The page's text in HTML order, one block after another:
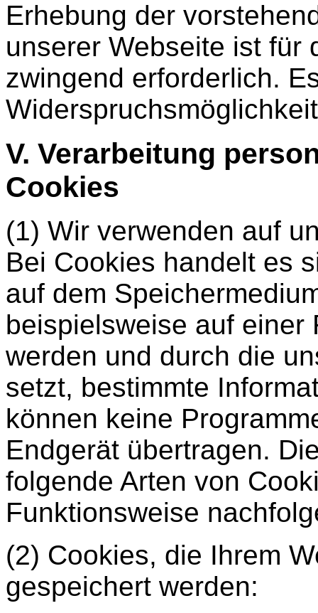
Erhebung der
unserer Webseite ist für
zwingend erforderlich.
V. Verarbeitung
Cookies
(1) Wir verwenden auf
Bei Cookies handelt es
auf dem
beispielsweise auf einer
werden und durch die
setzt, bestimmte
können keine
Endgerät übertragen.
folgende Arten von
Funktionsweise
(2) Cookies, die Ihrem
gespeichert werden: